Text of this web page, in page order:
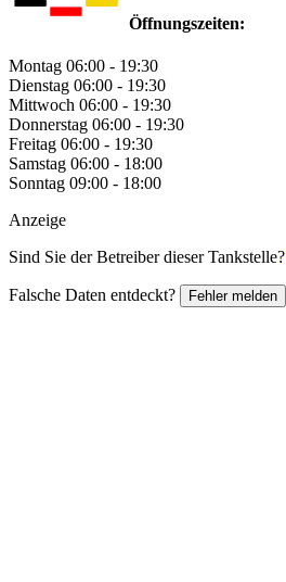
Öffnungszeiten:
Montag 06:00 - 19:30
Dienstag 06:00 - 19:30
Mittwoch 06:00 - 19:30
Donnerstag 06:00 - 19:30
Freitag 06:00 - 19:30
Samstag 06:00 - 18:00
Sonntag 09:00 - 18:00
Anzeige
Sind Sie der Betreiber dieser Tankstelle?
Falsche Daten entdeckt? Fehler melden